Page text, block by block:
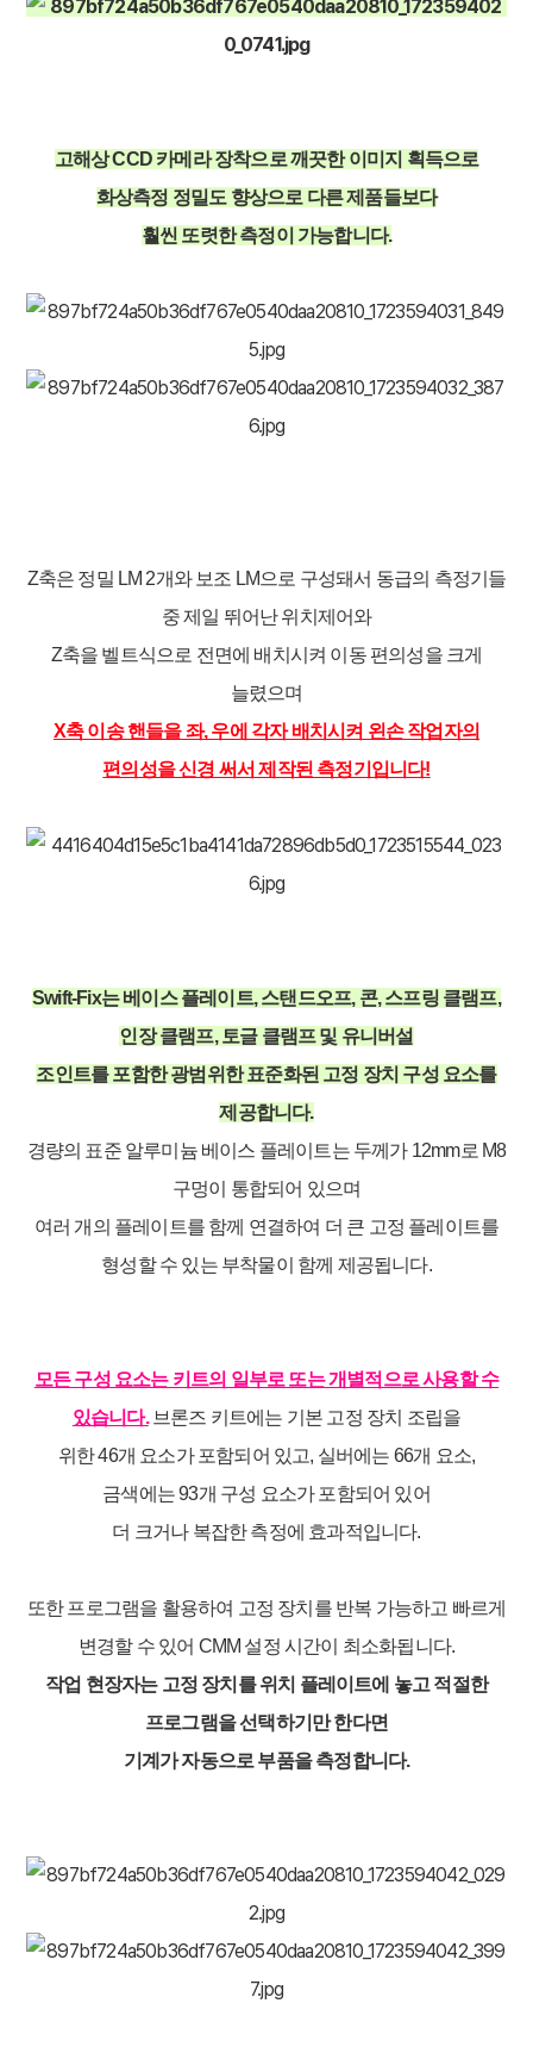
고해상 CCD 카메라 장착으로 깨끗한 이미지 획득으로
화상측정 정밀도 향상으로 다른 제품들보다
훨씬 또렷한 측정이 가능합니다.
Z축은 정밀 LM 2개와 보조 LM으로 구성돼서 동급의 측정기들
중 제일 뛰어난 위치제어와
Z축을 벨트식으로 전면에 배치시켜 이동 편의성을 크게
늘렸으며
X축 이송 핸들을 좌, 우에 각자 배치시켜 왼손 작업자의
편의성을 신경 써서 제작된 측정기입니다!
Swift-Fix는 베이스 플레이트, 스탠드오프, 콘, 스프링 클램프,
인장 클램프, 토글 클램프 및 유니버설
조인트를 포함한 광범위한 표준화된 고정 장치 구성 요소를
제공합니다.
경량의 표준 알루미늄 베이스 플레이트는 두께가 12mm로 M8
구멍이 통합되어 있으며
여러 개의 플레이트를 함께 연결하여 더 큰 고정 플레이트를
형성할 수 있는 부착물이 함께 제공됩니다.
모든 구성 요소는 키트의 일부로 또는 개별적으로 사용할 수
있습니다.브론즈 키트에는 기본 고정 장치 조립을
위한 46개 요소가 포함되어 있고, 실버에는 66개 요소,
금색에는 93개 구성 요소가 포함되어 있어
더 크거나 복잡한 측정에 효과적입니다.
또한 프로그램을 활용하여 고정 장치를 반복 가능하고 빠르게
변경할 수 있어 CMM 설정 시간이 최소화됩니다.
작업 현장자는 고정 장치를 위치 플레이트에 놓고 적절한
프로그램을 선택하기만 한다면
기계가 자동으로 부품을 측정합니다.